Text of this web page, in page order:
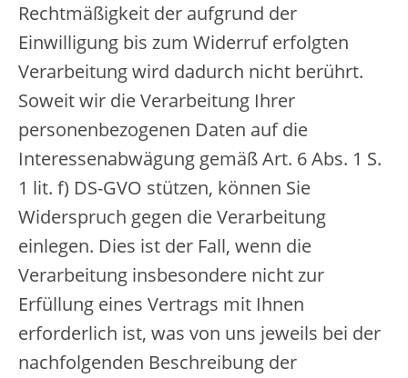
Rechtmäßigkeit der aufgrund der
Einwilligung bis zum Widerruf erfolgten
Verarbeitung wird dadurch nicht berührt.
Soweit wir die Verarbeitung Ihrer
personenbezogenen Daten auf die
Interessenabwägung gemäß Art. 6 Abs. 1 S.
1 lit. f) DS-GVO stützen, können Sie
Widerspruch gegen die Verarbeitung
einlegen. Dies ist der Fall, wenn die
Verarbeitung insbesondere nicht zur
Erfüllung eines Vertrags mit Ihnen
erforderlich ist, was von uns jeweils bei der
nachfolgenden Beschreibung der